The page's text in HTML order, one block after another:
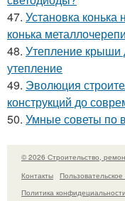
47. Установка конька
конька
48. Утепление крыши
утепление
49. Эволюция
конструкций до
50. Умные советы по
© 2026 Строительство,
Контакты
Политика конфидециальности